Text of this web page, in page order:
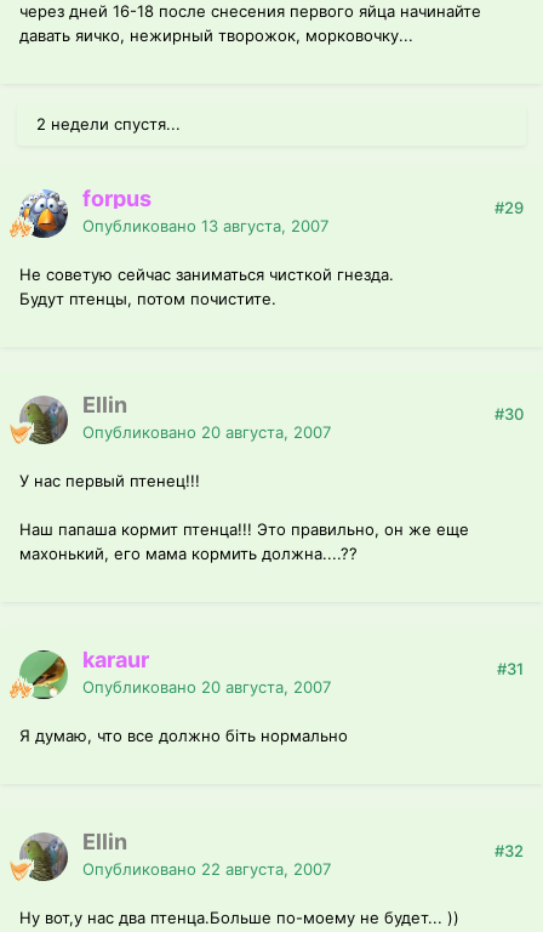
через дней 16-18 после снесения первого яйца начинайте
давать яичко, нежирный творожок, морковочку...
2 недели спустя...
forpus
Опубликовано 13 августа, 2007
#29
Не советую сейчас заниматься чисткой гнезда.
Будут птенцы, потом почистите.
Ellin
Опубликовано 20 августа, 2007
#30
У нас первый птенец!!!
Наш папаша кормит птенца!!! Это правильно, он же еще
махонький, его мама кормить должна....??
karaur
Опубликовано 20 августа, 2007
#31
Я думаю, что все должно біть нормально
Ellin
Опубликовано 22 августа, 2007
#32
Ну вот,у нас два птенца.Больше по-моему не будет... ))